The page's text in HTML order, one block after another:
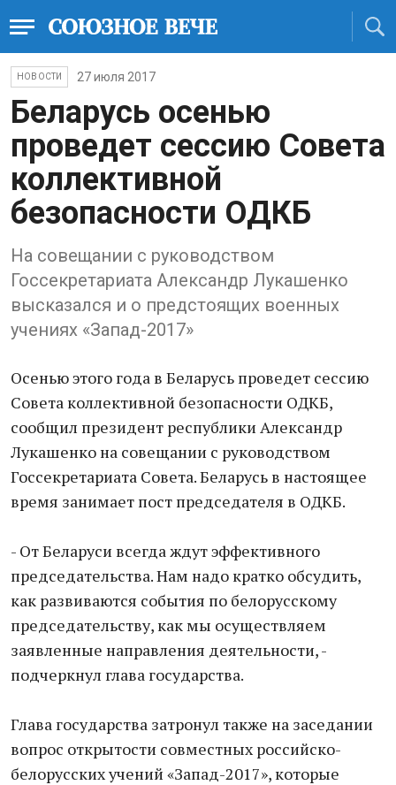
НОВОСТИ 27 июля 2017
Беларусь осенью
проведет сессию Совета
коллективной
безопасности ОДКБ
На совещании с руководством
Госсекретариата Александр Лукашенко
высказался и о предстоящих военных
учениях «Запад-2017»
Осенью этого года в Беларусь проведет сессию
Совета коллективной безопасности ОДКБ,
сообщил президент республики Александр
Лукашенко на совещании с руководством
Госсекретариата Совета. Беларусь в настоящее
время занимает пост председателя в ОДКБ.
- От Беларуси всегда ждут эффективного
председательства. Нам надо кратко обсудить,
как развиваются события по белорусскому
председательству, как мы осуществляем
заявленные направления деятельности, -
подчеркнул глава государства.
Глава государства затронул также на заседании
вопрос открытости совместных российско-
белорусских учений «Запад-2017», которые